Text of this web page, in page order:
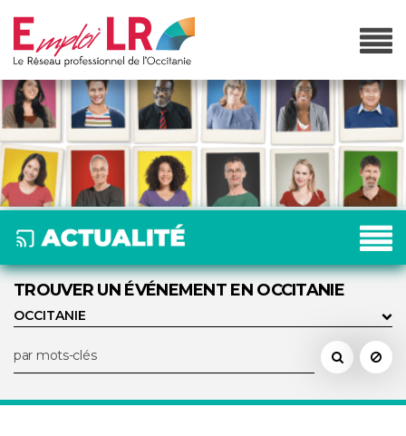
TROUVER UN ÉVÉNEMENT EN OCCITANIE